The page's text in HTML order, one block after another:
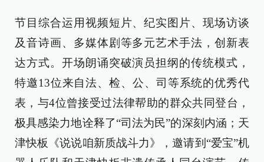
节目综合运用视频短片、纪实图片、现场访谈
及音诗画、多媒体剧等多元艺术手法，创新表
达方式。开场朗诵突破演员担纲的传统模式，
特邀13位来自法、检、公、司等系统的优秀代
表，与4位曾接受过法律帮助的群众共同登台，
极具感染力地诠释了“司法为民”的深刻内涵；天
津快板《说说咱新质战斗力》，邀请到“爱宝”机